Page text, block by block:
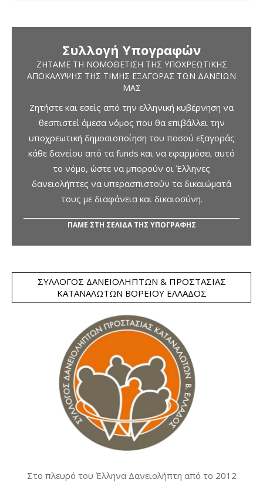
Συλλογή Υπογραφών
ΖΗΤΆΜΕ ΤΗ ΝΟΜΟΘΈΤΙΣΗ ΤΗΣ ΥΠΟΧΡΕΩΤΙΚΉΣ
ΑΠΟΚΆΛΥΨΗΣ ΤΗΣ ΤΙΜΉΣ ΕΞΑΓΟΡΆΣ ΤΩΝ ΔΑΝΕΊΩΝ
ΜΑΣ
Ζητήστε και εσείς από την ελληνική κυβέρνηση να
θεσπιστεί άμεσα νόμος που θα επιβάλλει την
υποχρεωτική δημοσιοποίηση του ποσού εξαγοράς
κάθε δανείου από τα funds και να εφαρμόσει αυτό
το νόμο, ώστε να μπορούν οι Έλληνες
δανειολήπτες να υπερασπιστούν τα δικαιώματά
τους με διαφάνεια και δικαιοσύνη.
ΠΑΜΕ ΣΤΗ ΣΕΛΙΔΑ ΤΗΣ ΥΠΟΓΡΑΦΗΣ
ΣΎΛΛΟΓΟΣ ΔΑΝΕΙΟΛΗΠΤΏΝ & ΠΡΟΣΤΑΣΊΑΣ
ΚΑΤΑΝΑΛΩΤΏΝ ΒΟΡΕΊΟΥ ΕΛΛΆΔΟΣ
Στο πλευρό του Έλληνα Δανειολήπτη από το 2012